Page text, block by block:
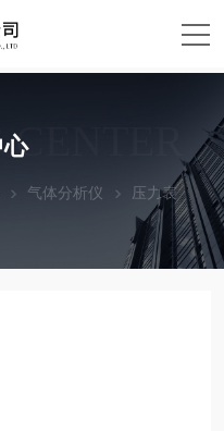
气体分析仪 压力表